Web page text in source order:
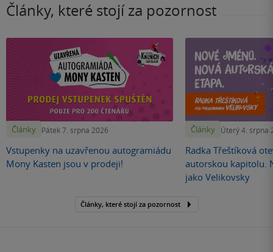
Články, které stojí za pozornost
Články Pátek 7. srpna 2026
Vstupenky na uzavřenou autogramiádu
Mony Kasten jsou v prodeji!
Články Úterý 4. srpna
Radka Třeštíková
autorskou kapitolu.
jako Velikovsky
Články, které stojí za pozornost